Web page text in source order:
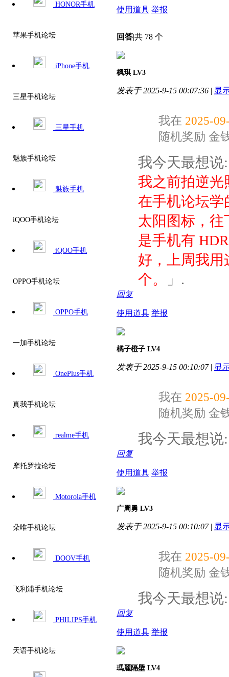
HONOR手机
苹果手机论坛
iPhone手机
三星手机论坛
三星手机
魅族手机论坛
魅族手机
iQOO手机论坛
iQOO手机
OPPO手机论坛
OPPO手机
一加手机论坛
OnePlus手机
真我手机论坛
realme手机
摩托罗拉论坛
Motorola手机
朵唯手机论坛
DOOV手机
飞利浦手机论坛
PHILIPS手机
天语手机论坛
使用道具 举报
回答|共 78 个
枫琪 LV3
发表于 2025-9-15 00:07:36 | 显
我在 2025-
随机奖励 金
我今天最想说
我之前拍逆光
在手机论坛学
太阳图标，
是手机有
好，上周我
个。​
」.
回复
使用道具 举报
橘子橙子 LV4
发表于 2025-9-15 00:10:07 | 显
我在 2025-
随机奖励 金
我今天最想说
回复
使用道具 举报
广周勇 LV3
发表于 2025-9-15 00:10:07 | 显
我在 2025-
随机奖励 金
我今天最想说
回复
使用道具 举报
瑪麗隔壁 LV4